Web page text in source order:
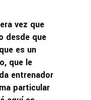
vez que
desde que
es un
que le
entrenador
particular